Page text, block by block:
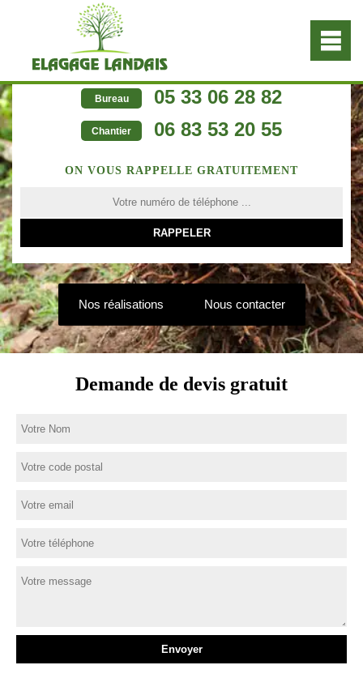
Bureau 05 33 06 28 82
Chantier 06 83 53 20 55
ON VOUS RAPPELLE GRATUITEMENT
Nos réalisations Nous contacter
Demande de devis gratuit